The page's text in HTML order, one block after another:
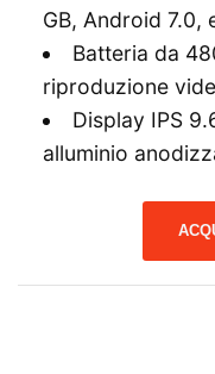
GB, Android 7.0,
Batteria da
riproduzione
Display IPS
alluminio